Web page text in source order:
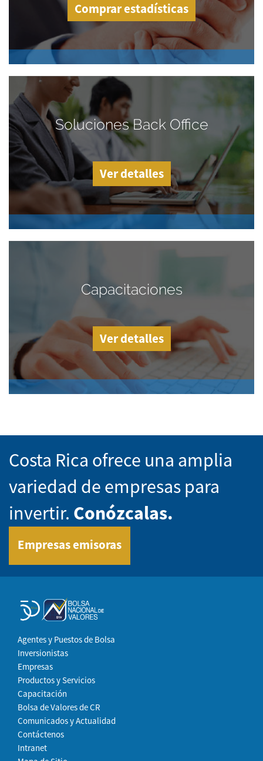
Comprar estadísticas
Soluciones Back Office
Ver detalles
Capacitaciones
Ver detalles
Costa Rica ofrece una amplia
variedad de empresas para
invertir. Conózcalas.
Empresas emisoras
Agentes y Puestos de Bolsa
Inversionistas
Empresas
Productos y Servicios
Capacitación
Bolsa de Valores de CR
Comunicados y Actualidad
Contáctenos
Intranet